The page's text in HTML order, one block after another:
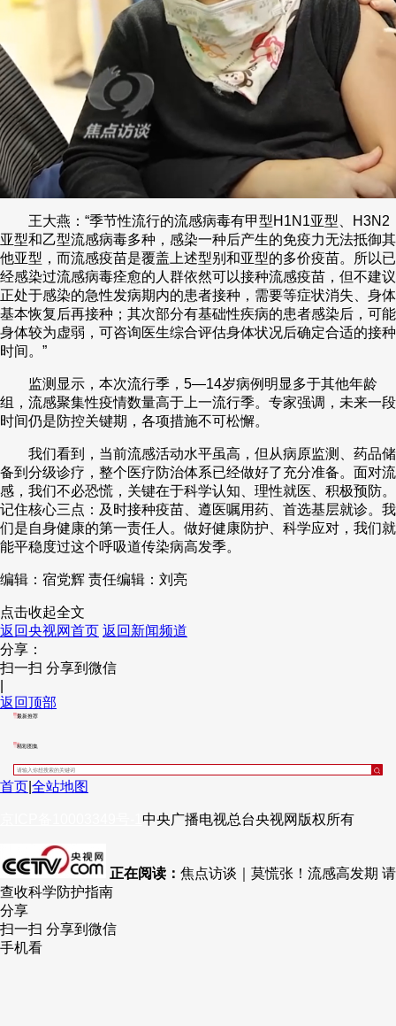
王大燕：“季节性流行的流感病毒有甲型H1N1亚型、H3N2
亚型和乙型流感病毒多种，感染一种后产生的免疫力无法抵御其
他亚型，而流感疫苗是覆盖上述型别和亚型的多价疫苗。所以已
经感染过流感病毒痊愈的人群依然可以接种流感疫苗，但不建议
正处于感染的急性发病期内的患者接种，需要等症状消失、身体
基本恢复后再接种；其次部分有基础性疾病的患者感染后，可能
身体较为虚弱，可咨询医生综合评估身体状况后确定合适的接种
时间。”
监测显示，本次流行季，5—14岁病例明显多于其他年龄
组，流感聚集性疫情数量高于上一流行季。专家强调，未来一段
时间仍是防控关键期，各项措施不可松懈。
我们看到，当前流感活动水平虽高，但从病原监测、药品储
备到分级诊疗，整个医疗防治体系已经做好了充分准备。面对流
感，我们不必恐慌，关键在于科学认知、理性就医、积极预防。
记住核心三点：及时接种疫苗、遵医嘱用药、首选基层就诊。我
们是自身健康的第一责任人。做好健康防护、科学应对，我们就
能平稳度过这个呼吸道传染病高发季。
编辑：宿党辉 责任编辑：刘亮
点击收起全文
返回央视网首页 返回新闻频道
分享：
扫一扫 分享到微信
返回顶部
最新推荐
精彩图集
首页 全站地图
中央广播电视总台央视网 版权所有
正在阅读： 焦点访谈｜莫慌张！流感高发期 请
查收科学防护指南
分享
扫一扫 分享到微信
手机看